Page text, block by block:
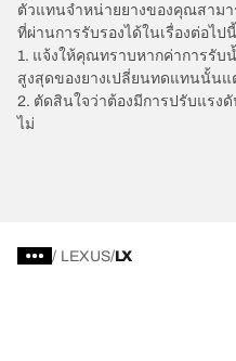
ตัวแทนจำหน่ายยางของคุณสาม
ที่ผ่านการรับรองได้ในเรื่องต่อไป
1. แจ้งให้คุณทราบหากค่าการรับ
สูงสุดของยางเปลี่ยนทดแทนนั้นแ
2. ตัดสินใจว่าต้องมีการปรับแรง
ไม่
/ LEXUS LX